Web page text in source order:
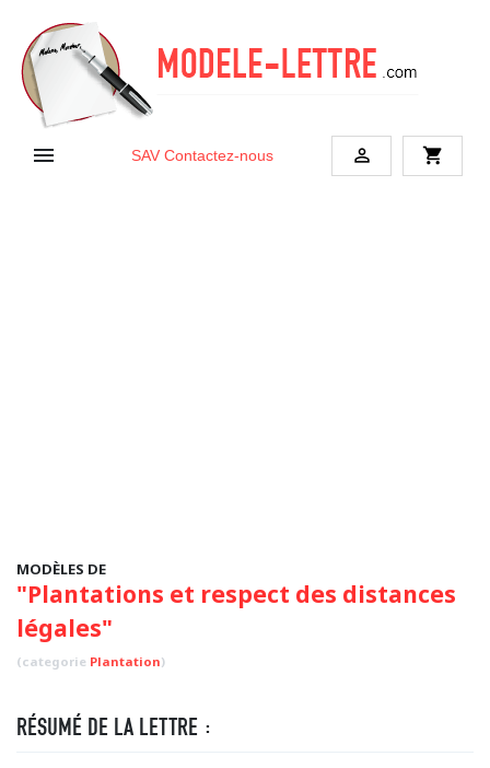
 SAV Contactez-nous  shopping_cart
MODÈLES DE
"Plantations et respect des distances
légales"
(categorie Plantation)
RÉSUMÉ DE LA LETTRE :